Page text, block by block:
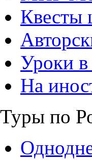
Квесты
Уроки в
На
Туры по